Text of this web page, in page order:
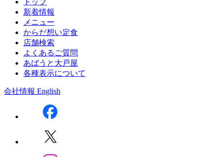
トップ
新着情報
メニュー
からだ想い定食
店舗検索
よくあるご質問
あばうと大戸屋
各種表示について
会社情報 English